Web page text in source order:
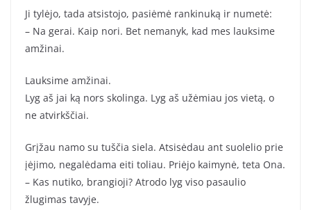
Ji tylėjo, tada atsistojo, pasiėmė rankinuką ir numetė:
– Na gerai. Kaip nori. Bet nemanyk, kad mes lauksime
amžinai.
Lauksime amžinai.
Lyg aš jai ką nors skolinga. Lyg aš užėmiau jos vietą, o
ne atvirkščiai.
Grįžau namo su tuščia siela. Atsisėdau ant suolelio prie
įėjimo, negalėdama eiti toliau. Priėjo kaimynė, teta Ona.
– Kas nutiko, brangioji? Atrodo lyg viso pasaulio
žlugimas tavyje.